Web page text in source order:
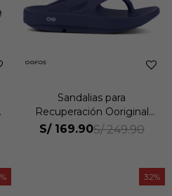
Sandalias para
Recuperación Ooriginal
Unisex
S/ 169.90S/ 249.90
32